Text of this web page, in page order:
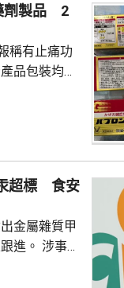
調...
劑製品 2
稱有止痛功
品包裝均以
的未經註
歲男子涉嫌
毒藥等被
向...
超標 食安
金屬雜質甲
涉事產